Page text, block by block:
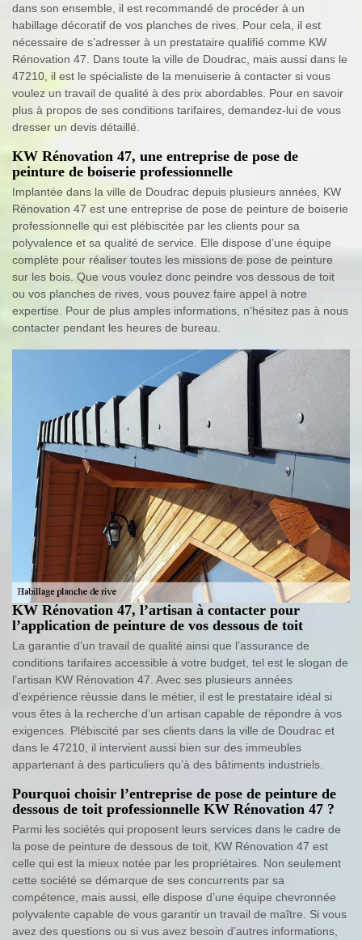
dans son ensemble, il est recommandé de procéder à un
habillage décoratif de vos planches de rives. Pour cela, il est
nécessaire de s’adresser à un prestataire qualifié comme KW
Rénovation 47. Dans toute la ville de Doudrac, mais aussi dans le
47210, il est le spécialiste de la menuiserie à contacter si vous
voulez un travail de qualité à des prix abordables. Pour en savoir
plus à propos de ses conditions tarifaires, demandez-lui de vous
dresser un devis détaillé.
KW Rénovation 47, une entreprise de pose de
peinture de boiserie professionnelle
Implantée dans la ville de Doudrac depuis plusieurs années, KW
Rénovation 47 est une entreprise de pose de peinture de boiserie
professionnelle qui est plébiscitée par les clients pour sa
polyvalence et sa qualité de service. Elle dispose d’une équipe
complète pour réaliser toutes les missions de pose de peinture
sur les bois. Que vous voulez donc peindre vos dessous de toit
ou vos planches de rives, vous pouvez faire appel à notre
expertise. Pour de plus amples informations, n’hésitez pas à nous
contacter pendant les heures de bureau.
KW Rénovation 47, l’artisan à contacter pour
l’application de peinture de vos dessous de toit
La garantie d’un travail de qualité ainsi que l’assurance de
conditions tarifaires accessible à votre budget, tel est le slogan de
l’artisan KW Rénovation 47. Avec ses plusieurs années
d’expérience réussie dans le métier, il est le prestataire idéal si
vous êtes à la recherche d’un artisan capable de répondre à vos
exigences. Plébiscité par ses clients dans la ville de Doudrac et
dans le 47210, il intervient aussi bien sur des immeubles
appartenant à des particuliers qu’à des bâtiments industriels.
Pourquoi choisir l’entreprise de pose de peinture de
dessous de toit professionnelle KW Rénovation 47 ?
Parmi les sociétés qui proposent leurs services dans le cadre de
la pose de peinture de dessous de toit, KW Rénovation 47 est
celle qui est la mieux notée par les propriétaires. Non seulement
cette société se démarque de ses concurrents par sa
compétence, mais aussi, elle dispose d’une équipe chevronnée
polyvalente capable de vous garantir un travail de maître. Si vous
avez des questions ou si vus avez besoin d’autres informations,